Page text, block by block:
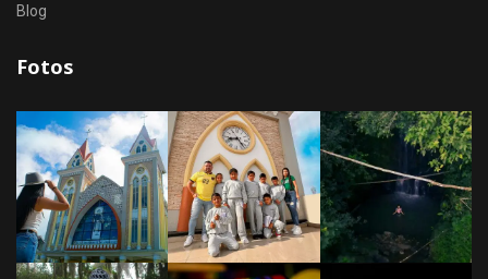
Blog
Fotos